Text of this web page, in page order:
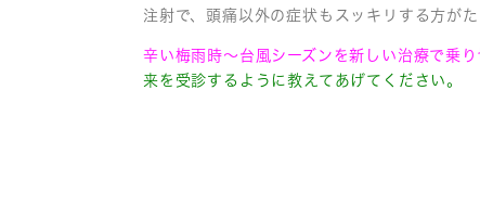
注射で、頭痛以外の症状もスッキリする方が
辛い梅雨時〜台風シーズンを新しい治療で乗り
来を受診するように教えてあげてください。